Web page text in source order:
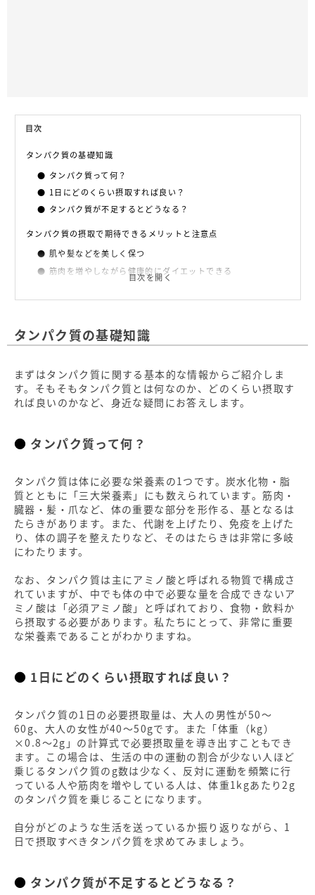
目次
タンパク質の基礎知識
タンパク質って何？
1日にどのくらい摂取すれば良い？
タンパク質が不足するとどうなる？
タンパク質の摂取で期待できるメリットと注意点
肌や髪などを美しく保つ
筋肉を増やしながら健康的にダイエットできる
タンパク質を豊富に含む食品
タンパク質を摂取するためのおすすめメニュー
タンパク質を上手に摂り入れて女子力アップにつなげよう
目次を開く
タンパク質の基礎知識
まずはタンパク質に関する基本的な情報からご紹介しま
す。そもそもタンパク質とは何なのか、どのくらい摂取す
れば良いのかなど、身近な疑問にお答えします。
タンパク質って何？
タンパク質は体に必要な栄養素の1つです。炭水化物・脂
質とともに「三大栄養素」にも数えられています。筋肉・
臓器・髪・爪など、体の重要な部分を形作る、基となるは
たらきがあります。また、代謝を上げたり、免疫を上げた
り、体の調子を整えたりなど、そのはたらきは非常に多岐
にわたります。
なお、タンパク質は主にアミノ酸と呼ばれる物質で構成さ
れていますが、中でも体の中で必要な量を合成できないア
ミノ酸は「必須アミノ酸」と呼ばれており、食物・飲料か
ら摂取する必要があります。私たちにとって、非常に重要
な栄養素であることがわかりますね。
1日にどのくらい摂取すれば良い？
タンパク質の1日の必要摂取量は、大人の男性が50～
60g、大人の女性が40～50gです。また「体重（kg）
×0.8～2g」の計算式で必要摂取量を導き出すこともでき
ます。この場合は、生活の中の運動の割合が少ない人ほど
乗じるタンパク質のg数は少なく、反対に運動を頻繁に行
っている人や筋肉を増やしている人は、体重1kgあたり2g
のタンパク質を乗じることになります。
自分がどのような生活を送っているか振り返りながら、1
日で摂取すべきタンパク質を求めてみましょう。
タンパク質が不足するとどうなる？